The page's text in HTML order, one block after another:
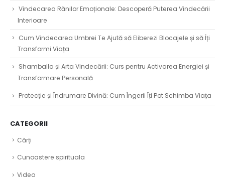
Vindecarea Rănilor Emoționale: Descoperă Puterea Vindecării
Interioare
Cum Vindecarea Umbrei Te Ajută să Eliberezi Blocajele și să Îți
Transformi Viața
Shamballa și Arta Vindecării: Curs pentru Activarea Energiei și
Transformare Personală
Protecție și Îndrumare Divină: Cum Îngerii Îți Pot Schimba Viața
CATEGORII
Cărți
Cunoastere spirituala
Video